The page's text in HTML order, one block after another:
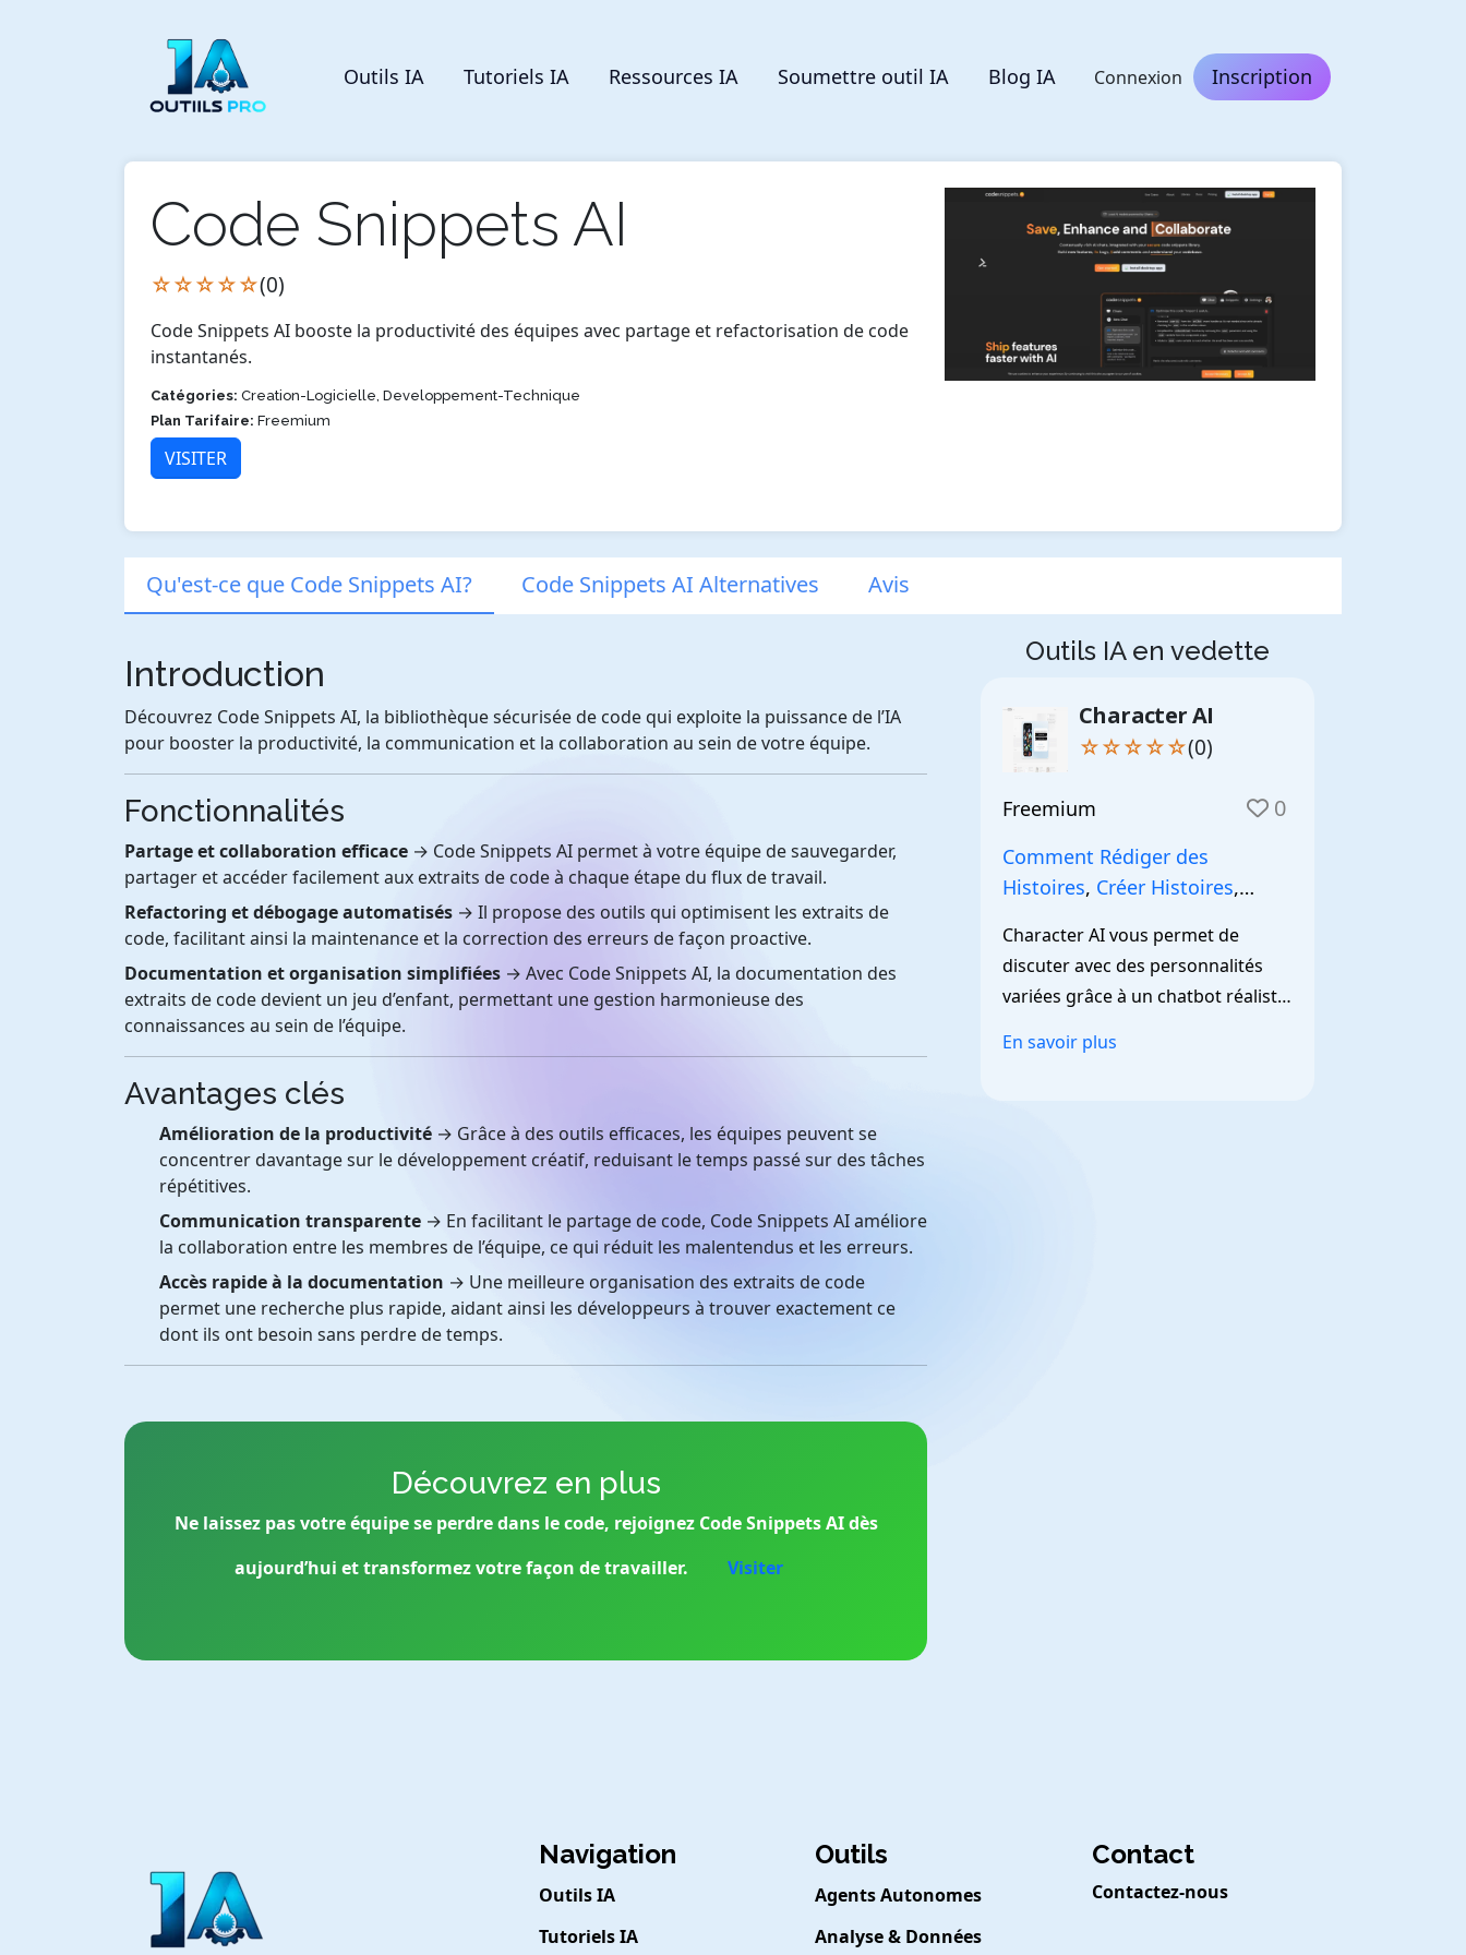
Outils IA Tutoriels IA Ressources IA Soumettre outil IA Blog IA Connexion Inscription
Code Snippets AI
☆☆☆☆☆(0)
Code Snippets AI booste la productivité des équipes avec partage et refactorisation de code
instantanés.
Catégories: Creation-Logicielle, Developpement-Technique
Plan Tarifaire: Freemium
VISITER
Qu'est-ce que Code Snippets AI? Code Snippets AI Alternatives Avis
Introduction
Découvrez Code Snippets AI, la bibliothèque sécurisée de code qui exploite la puissance de l’IA
pour booster la productivité, la communication et la collaboration au sein de votre équipe.
Fonctionnalités
Partage et collaboration efficace → Code Snippets AI permet à votre équipe de sauvegarder,
partager et accéder facilement aux extraits de code à chaque étape du flux de travail.
Refactoring et débogage automatisés → Il propose des outils qui optimisent les extraits de
code, facilitant ainsi la maintenance et la correction des erreurs de façon proactive.
Documentation et organisation simplifiées → Avec Code Snippets AI, la documentation des
extraits de code devient un jeu d’enfant, permettant une gestion harmonieuse des
connaissances au sein de l’équipe.
Avantages clés
Amélioration de la productivité → Grâce à des outils efficaces, les équipes peuvent se
concentrer davantage sur le développement créatif, reduisant le temps passé sur des tâches
répétitives.
Communication transparente → En facilitant le partage de code, Code Snippets AI améliore
la collaboration entre les membres de l’équipe, ce qui réduit les malentendus et les erreurs.
Accès rapide à la documentation → Une meilleure organisation des extraits de code
permet une recherche plus rapide, aidant ainsi les développeurs à trouver exactement ce
dont ils ont besoin sans perdre de temps.
Découvrez en plus
Ne laissez pas votre équipe se perdre dans le code, rejoignez Code Snippets AI dès
aujourd’hui et transformez votre façon de travailler.
Visiter
Outils IA en vedette
Character AI
☆☆☆☆☆(0)
Freemium 0
Comment Rédiger des
Histoires, Créer Histoires,
Character AI vous permet de
discuter avec des personnalités
variées grâce à un chatbot réaliste
En savoir plus
Navigation
Outils IA
Tutoriels IA
Outils
Agents Autonomes
Analyse & Données
Contact
Contactez-nous